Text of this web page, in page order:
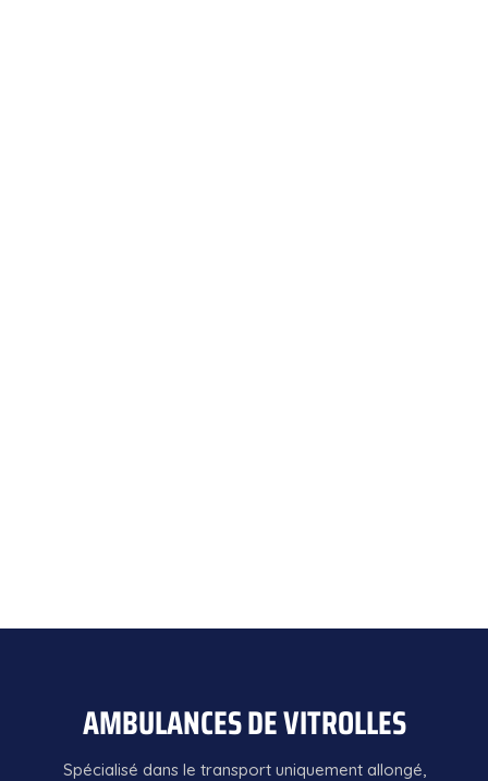
AMBULANCES DE VITROLLES
Spécialisé dans le transport uniquement allongé,